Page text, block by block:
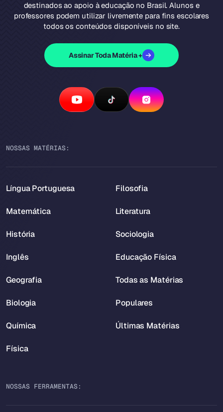
destinados ao apoio à educação no Brasil. Alunos e
professores podem utilizar livremente para fins escolares
todos os conteúdos disponíveis no site.
Assinar Toda Matéria +
NOSSAS MATÉRIAS:
Língua Portuguesa
Matemática
História
Inglês
Geografia
Biologia
Química
Física
Filosofia
Literatura
Sociologia
Educação Física
Todas as Matérias
Populares
Últimas Matérias
NOSSAS FERRAMENTAS: